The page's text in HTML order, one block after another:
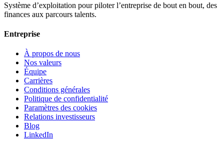
Système d’exploitation pour piloter l’entreprise de bout en bout, des
finances aux parcours talents.
Entreprise
À propos de nous
Nos valeurs
Équipe
Carrières
Conditions générales
Politique de confidentialité
Paramètres des cookies
Relations investisseurs
Blog
LinkedIn